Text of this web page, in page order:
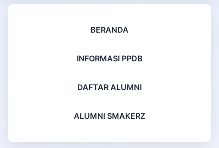
BERANDA
INFORMASI PPDB
DAFTAR ALUMNI
ALUMNI SMAKERZ